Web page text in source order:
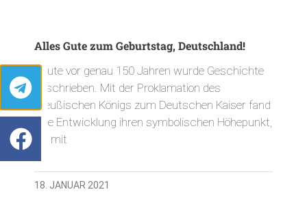
Alles Gute zum Geburtstag, Deutschland!
Heute vor genau 150 Jahren wurde Geschichte
geschrieben. Mit der Proklamation des
preußischen Königs zum Deutschen Kaiser fand
eine Entwicklung ihren symbolischen Höhepunkt,
die mit
18. JANUAR 2021